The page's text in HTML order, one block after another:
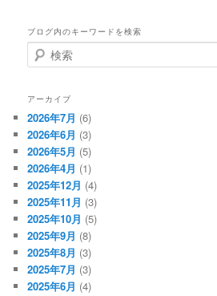
ブログ内のキーワードを検索
検
索
アーカイブ
2026年7月 (6)
2026年6月 (3)
2026年5月 (5)
2026年4月 (1)
2025年12月 (4)
2025年11月 (3)
2025年10月 (5)
2025年9月 (8)
2025年8月 (3)
2025年7月 (3)
2025年6月 (4)